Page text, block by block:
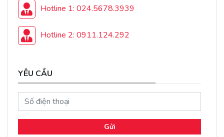
Hotline 1: 024.5678.3939
Hotline 2: 0911.124.292
YÊU CẦU
Gửi